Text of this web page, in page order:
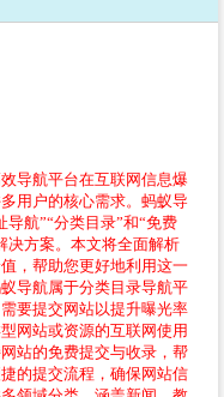
导航平台在互联网信息爆
用户的核心需求。蚂蚁导
导航”“分类目录”和“免费
决方案。本文将全面解析
，帮助您更好地利用这一
导航属于分类目录导航平
要提交网站以提升曝光率
网站或资源的互联网使用
站的免费提交与收录，帮
的提交流程，确保网站信